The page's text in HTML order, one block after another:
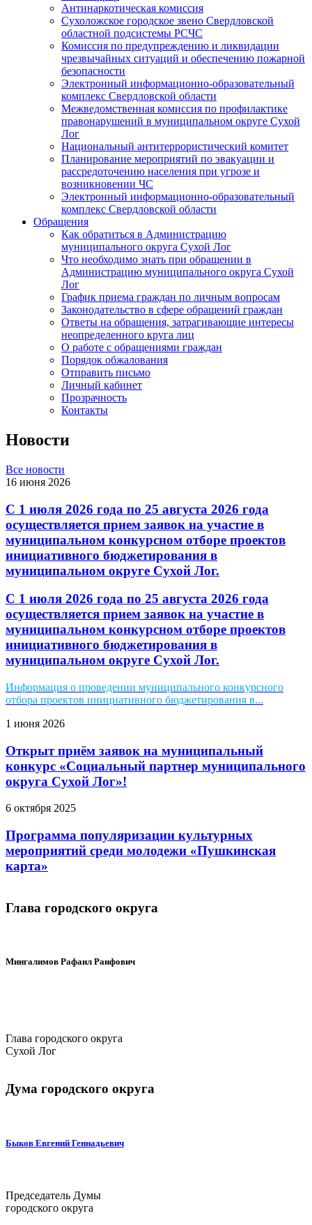
Антинаркотическая комиссия
Сухоложское городское звено Свердловской
областной подсистемы РСЧС
Комиссия по предупреждению и ликвидации
чрезвычайных ситуаций и обеспечению пожарной
безопасности
Электронный информационно-образовательный
комплекс Cвердловской области
Межведомственная комиссия по профилактике
правонарушений в муниципальном округе Сухой
Лог
Национальный антитеррористический комитет
Планирование мероприятий по эвакуации и
рассредоточению населения при угрозе и
возникновении ЧС
Электронный информационно-образовательный
комплекс Свердловской области
Обращения
Как обратиться в Администрацию
муниципального округа Сухой Лог
Что необходимо знать при обращении в
Администрацию муниципального округа Сухой
Лог
График приема граждан по личным вопросам
Законодательство в сфере обращений граждан
Ответы на обращения, затрагивающие интересы
неопределенного круга лиц
О работе с обращениями граждан
Порядок обжалования
Отправить письмо
Личный кабинет
Прозрачность
Контакты
Новости
Все новости
16 июня 2026
С 1 июля 2026 года по 25 августа 2026 года
осуществляется прием заявок на участие в
муниципальном конкурсном отборе проектов
инициативного бюджетирования в
муниципальном округе Сухой Лог.
С 1 июля 2026 года по 25 августа 2026 года
осуществляется прием заявок на участие в
муниципальном конкурсном отборе проектов
инициативного бюджетирования в
муниципальном округе Сухой Лог.
Информация о проведении муниципального конкурсного
отбора проектов инициативного бюджетирования в...
1 июня 2026
Открыт приём заявок на муниципальный
конкурс «Социальный партнер муниципального
округа Сухой Лог»!
6 октября 2025
Программа популяризации культурных
мероприятий среди молодежи «Пушкинская
карта»
Глава городского округа
Мингалимов Рафаил Раифович
Глава городского округа
Сухой Лог
Дума городского округа
Быков Евгений Геннадьевич
Председатель Думы
городского округа